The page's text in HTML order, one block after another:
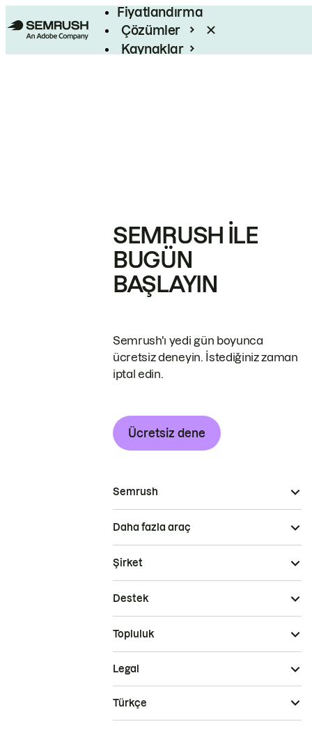
Fiyatlandırma
Çözümler
Kaynaklar
SEMRUSH ILE
BUGÜN
BAŞLAYIN
Semrush'ı yedi gün boyunca
ücretsiz deneyin. İstediğiniz zaman
iptal edin.
Ücretsiz dene
Semrush
Daha fazla araç
Şirket
Destek
Topluluk
Legal
Türkçe